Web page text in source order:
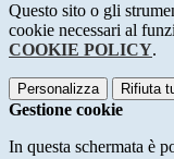
Questo sito o gli
cookie necessari al
COOKIE POLICY.
Personalizza Rifiuta
Gestione cookie
In questa schermata è